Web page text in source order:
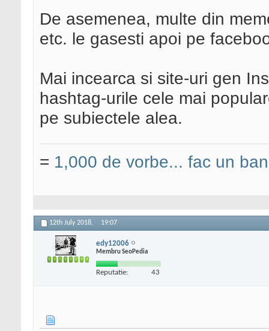
De asemenea, multe din
etc. le gasesti apoi pe
Mai incearca si site-uri gen
hashtag-urile cele mai
pe subiectele alea.
= 1,000 de vorbe... fac un
12th July 2018, 19:07
edy12006
Membru SeoPedia
Reputatie: 43